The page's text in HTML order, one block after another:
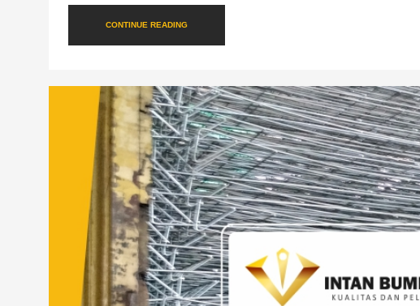
CONTINUE READING